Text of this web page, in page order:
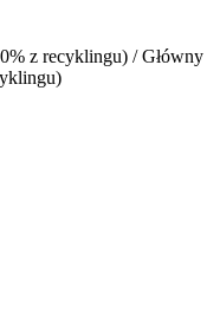
z recyklingu) / Główny